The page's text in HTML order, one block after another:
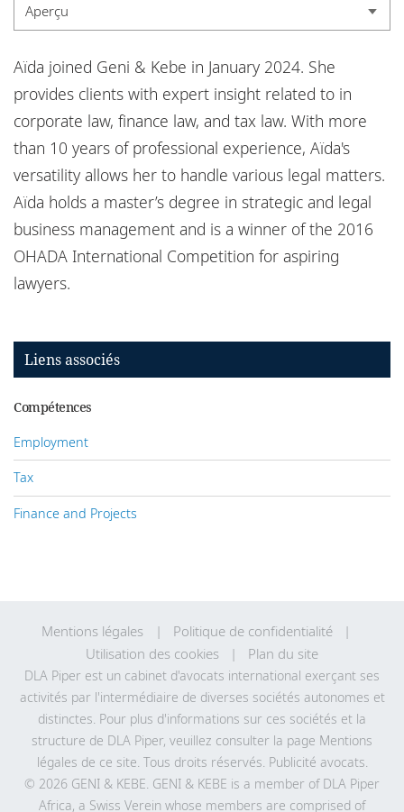
Bureaux
Aperçu
Expérience
Qualifications
Aïda joined Geni & Kebe in January 2024. She
provides clients with expert insight related to in
corporate law, finance law, and tax law. With more
than 10 years of professional experience, Aïda's
versatility allows her to handle various legal matters.
Aïda holds a master’s degree in strategic and legal
business management and is a winner of the 2016
OHADA International Competition for aspiring
lawyers.
Liens associés
Compétences
Employment
Tax
Finance and Projects
Mentions légales
Politique de confidentialité
Utilisation des cookies
Plan du site
DLA Piper est un cabinet d'avocats international exerçant ses
activités par l'intermédiaire de diverses sociétés autonomes et
distinctes. Pour plus d'informations sur ces sociétés et la
structure de DLA Piper, veuillez consulter la page Mentions
légales de ce site. Tous droits réservés. Publicité avocats.
© 2026 GENI & KEBE. GENI & KEBE is a member of DLA Piper
Africa, a Swiss Verein whose members are comprised of